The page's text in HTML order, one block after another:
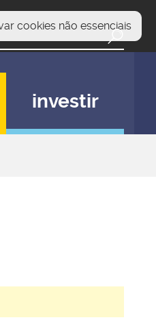
cookies não essenciais
investir